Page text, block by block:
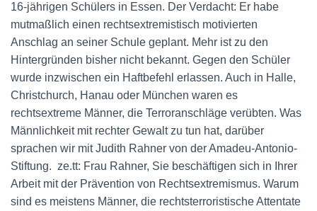
16-jährigen Schülers in Essen. Der Verdacht: Er habe
mutmaßlich einen rechtsextremistisch motivierten
Anschlag an seiner Schule geplant. Mehr ist zu den
Hintergründen bisher nicht bekannt. Gegen den Schüler
wurde inzwischen ein Haftbefehl erlassen. Auch in Halle,
Christchurch, Hanau oder München waren es
rechtsextreme Männer, die Terroranschläge verübten. Was
Männlichkeit mit rechter Gewalt zu tun hat, darüber
sprachen wir mit Judith Rahner von der Amadeu-Antonio-
Stiftung. ze.tt: Frau Rahner, Sie beschäftigen sich in Ihrer
Arbeit mit der Prävention von Rechtsextremismus. Warum
sind es meistens Männer, die rechtsterroristische Attentate